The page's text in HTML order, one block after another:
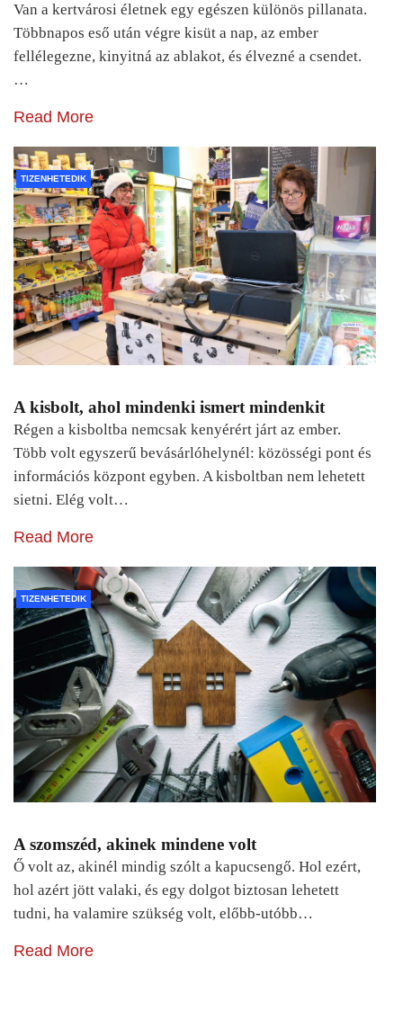
Van a kertvárosi életnek egy egészen különös pillanata.
Többnapos eső után végre kisüt a nap, az ember
fellélegezne, kinyitná az ablakot, és élvezné a csendet.
…
Read More
TIZENHETEDIK
A kisbolt, ahol mindenki ismert mindenkit
Régen a kisboltba nemcsak kenyérért járt az ember.
Több volt egyszerű bevásárlóhelynél: közösségi pont és
információs központ egyben. A kisboltban nem lehetett
sietni. Elég volt…
Read More
TIZENHETEDIK
A szomszéd, akinek mindene volt
Ő volt az, akinél mindig szólt a kapucsengő. Hol ezért,
hol azért jött valaki, és egy dolgot biztosan lehetett
tudni, ha valamire szükség volt, előbb-utóbb…
Read More